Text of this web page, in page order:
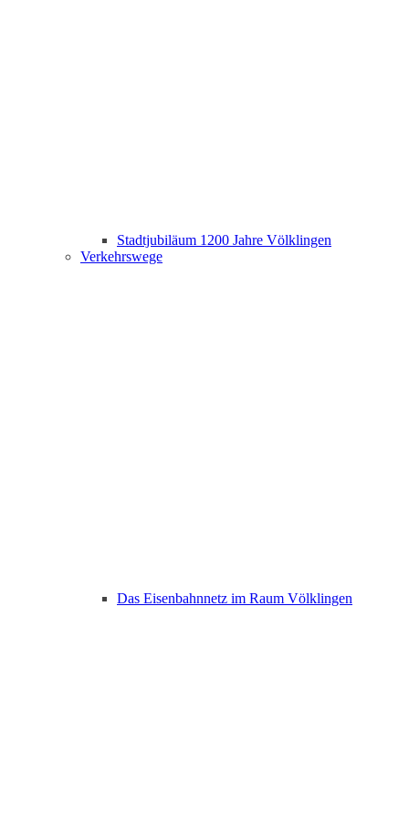
Stadtjubiläum 1200 Jahre Völklingen
Verkehrswege
Das Eisenbahnnetz im Raum Völklingen